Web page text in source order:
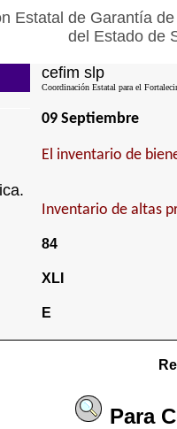
Estatal de Garantía
del Estado de
cefim slp
Coordinación Estatal para el
09 Septiembre
El inventario de
Inventario de altas
84
XLI
E
Para